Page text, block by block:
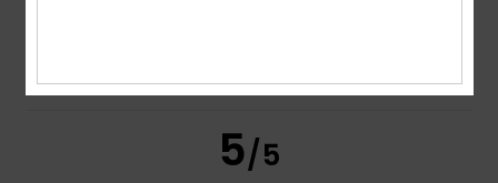
Ich empfehle dieses Produkt
5/5